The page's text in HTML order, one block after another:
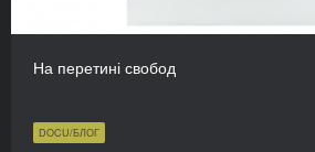
На перетині свобод
DOCU/БЛОГ